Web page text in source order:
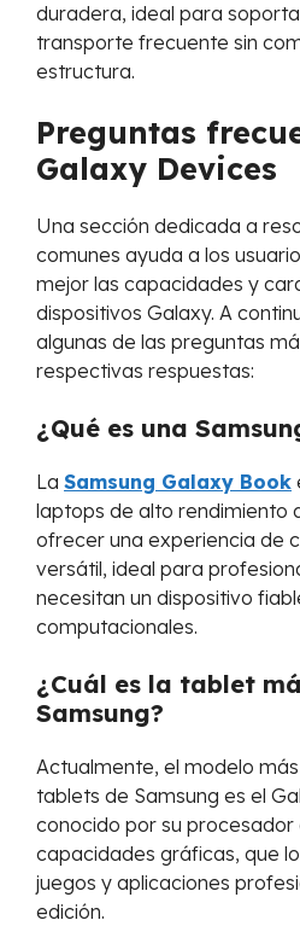
duradera, ideal para
transporte frecuente sin
estructura.
Preguntas
Galaxy Devices
Una sección dedicada a
comunes ayuda a los
mejor las capacidades y
dispositivos Galaxy. A
algunas de las preguntas
respectivas respuestas:
¿Qué es una
La Samsung Galaxy Book
laptops de alto rendimiento
ofrecer una experiencia de
versátil, ideal para
necesitan un dispositivo
computacionales.
¿Cuál es la tablet
Samsung?
Actualmente, el modelo
tablets de Samsung es el
conocido por su procesador
capacidades gráficas, que
juegos y aplicaciones
edición.